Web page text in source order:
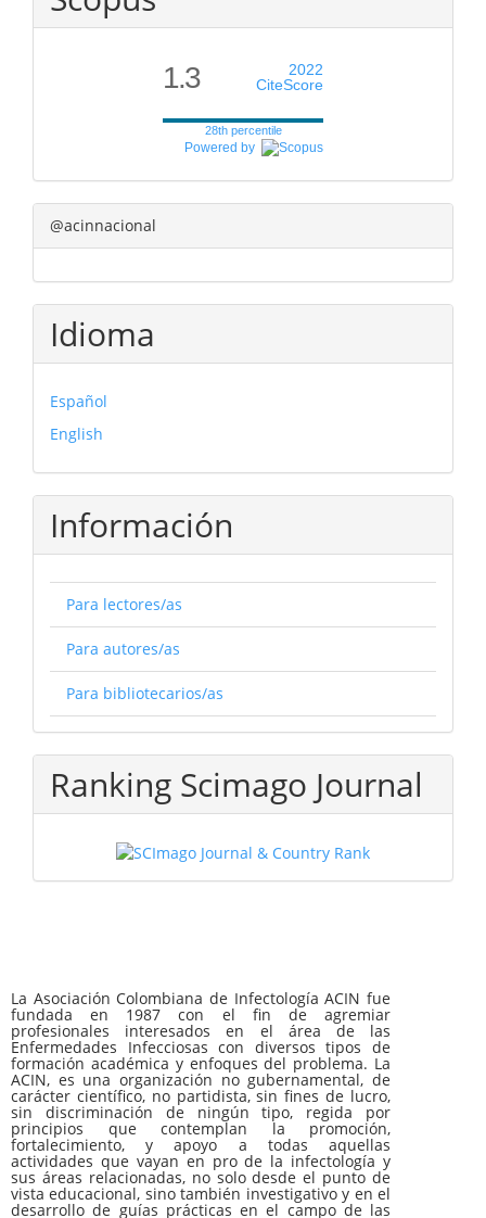
1.3
2022
CiteScore
28th percentile
Powered by
@acinnacional
Idioma
Español
English
Información
Para lectores/as
Para autores/as
Para bibliotecarios/as
Ranking Scimago Journal
La Asociación Colombiana de Infectología ACIN fue
fundada en 1987 con el fin de agremiar
profesionales interesados en el área de las
Enfermedades Infecciosas con diversos tipos de
formación académica y enfoques del problema. La
ACIN, es una organización no gubernamental, de
carácter científico, no partidista, sin fines de lucro,
sin discriminación de ningún tipo, regida por
principios que contemplan la promoción,
fortalecimiento, y apoyo a todas aquellas
actividades que vayan en pro de la infectología y
sus áreas relacionadas, no solo desde el punto de
vista educacional, sino también investigativo y en el
desarrollo de guías prácticas en el campo de las